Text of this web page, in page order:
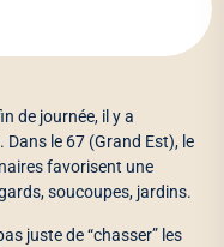
de journée, il y a
le 67 (Grand Est), le
favorisent une
soucoupes, jardins.
juste de “chasser” les